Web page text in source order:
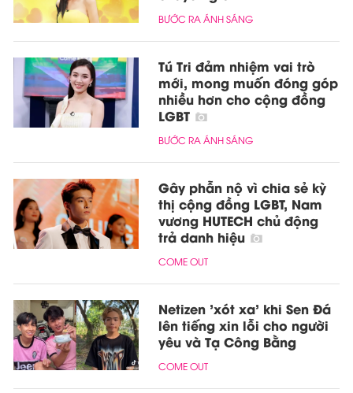
BƯỚC RA ÁNH SÁNG
Tú Tri đảm nhiệm vai trò
mới, mong muốn đóng góp
nhiều hơn cho cộng đồng
LGBT
BƯỚC RA ÁNH SÁNG
Gây phẫn nộ vì chia sẻ kỳ
thị cộng đồng LGBT, Nam
vương HUTECH chủ động
trả danh hiệu
COME OUT
Netizen 'xót xa' khi Sen Đá
lên tiếng xin lỗi cho người
yêu và Tạ Công Bằng
COME OUT